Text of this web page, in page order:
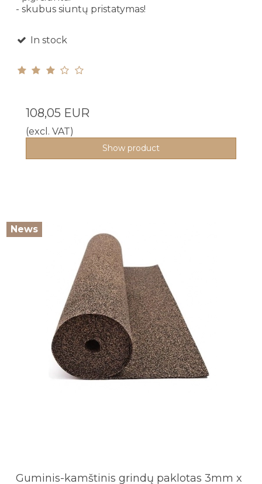
- skubus siuntų pristatymas!
In stock
108,05 EUR
(excl. VAT)
Show product
News
Guminis-kamštinis grindų paklotas 3mm x